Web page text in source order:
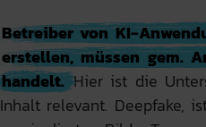
Betreiber von
erstellen, müssen gem.
handelt.Hier ist die
Inhalt relevant. Deepfake,